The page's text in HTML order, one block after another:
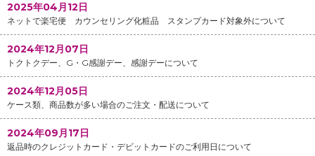
2025年04月12日
ネットで楽宅便 カウンセリング化粧品 スタンプカード対象外について
2024年12月07日
トクトクデー、G・G感謝デー、感謝デーについて
2024年12月05日
ケース類、商品数が多い場合のご注文・配送について
2024年09月17日
返品時のクレジットカード・デビットカードのご利用日について